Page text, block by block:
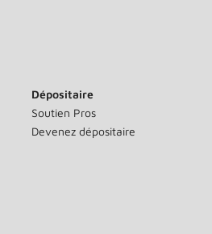
Dépositaire
Soutien Pros
Devenez dépositaire